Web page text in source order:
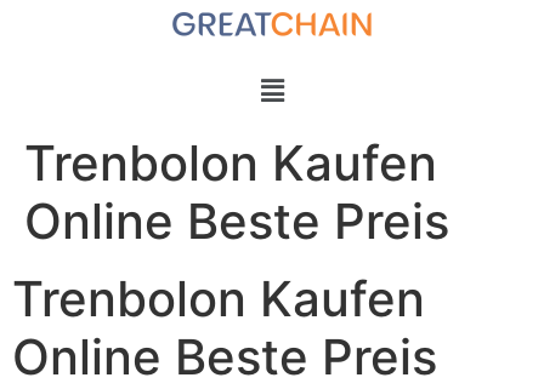
Trenbolon Kaufen
Online Beste Preis
Trenbolon Kaufen
Online Beste Preis